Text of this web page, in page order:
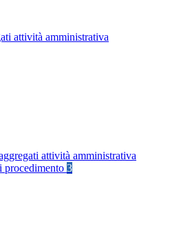
attività amministrativa
attività amministrativa
procedimento 3